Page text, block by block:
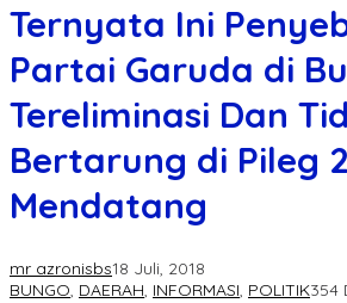
Ternyata Ini
Partai Garuda di
Tereliminasi Dan
Bertarung di Pileg
Mendatang
mr azronisbs18 Juli, 2018
BUNGO, DAERAH, INFORMASI, POLITIK354